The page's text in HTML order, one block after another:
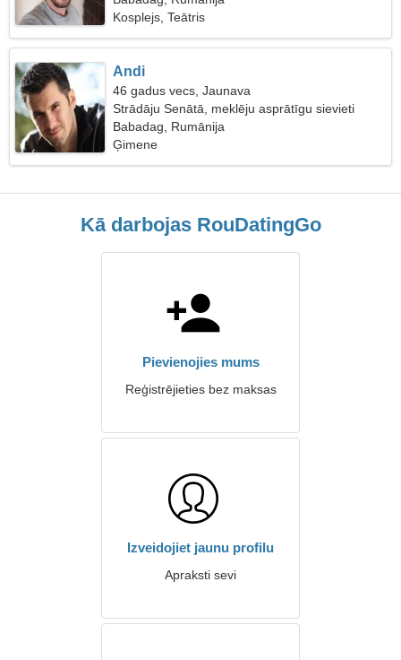
Kosplejs, Teātris
Andi
46 gadus vecs, Jaunava
Strādāju Senātā, meklēju asprātīgu sievieti
Babadag, Rumānija
Ģimene
Kā darbojas RouDatingGo
Pievienojies mums
Reģistrējieties bez maksas
Izveidojiet jaunu profilu
Apraksti sevi